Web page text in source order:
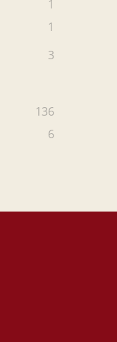
1
1
3
136
6